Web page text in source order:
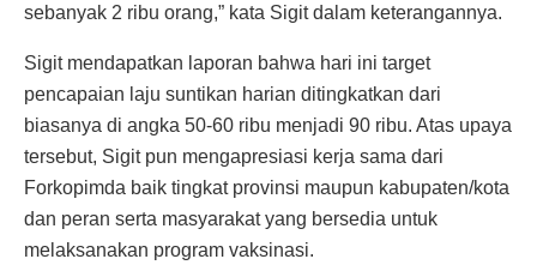
sebanyak 2 ribu orang,” kata Sigit dalam keterangannya.
Sigit mendapatkan laporan bahwa hari ini target
pencapaian laju suntikan harian ditingkatkan dari
biasanya di angka 50-60 ribu menjadi 90 ribu. Atas upaya
tersebut, Sigit pun mengapresiasi kerja sama dari
Forkopimda baik tingkat provinsi maupun kabupaten/kota
dan peran serta masyarakat yang bersedia untuk
melaksanakan program vaksinasi.